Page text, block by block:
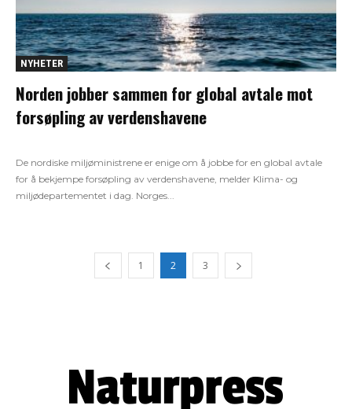
NYHETER
Norden jobber sammen for global avtale mot
forsøpling av verdenshavene
De nordiske miljøministrene er enige om å jobbe for en global avtale
for å bekjempe forsøpling av verdenshavene, melder Klima- og
miljødepartementet i dag. Norges...
1 2 3